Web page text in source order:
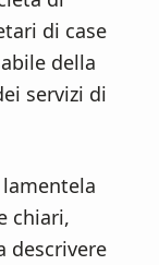
di case
della
servizi di
chiari,
descrivere